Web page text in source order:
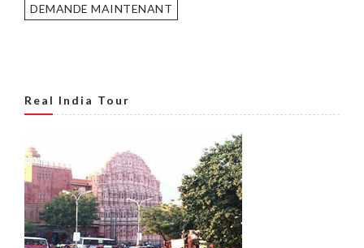
DEMANDE MAINTENANT
Real India Tour